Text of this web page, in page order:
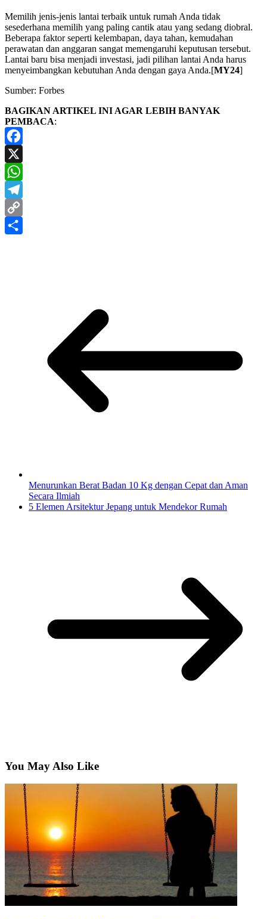
Memilih jenis-jenis lantai terbaik untuk rumah Anda tidak
sesederhana memilih yang paling cantik atau yang sedang diobral.
Beberapa faktor seperti kelembapan, daya tahan, kemudahan
perawatan dan anggaran sangat memengaruhi keputusan tersebut.
Lantai baru bisa menjadi investasi, jadi pilihan lantai Anda harus
menyeimbangkan kebutuhan Anda dengan gaya Anda.[MY24]
Sumber: Forbes
BAGIKAN ARTIKEL INI AGAR LEBIH BANYAK
PEMBACA:
Facebook
X
WhatsApp
Telegram
Copy
Menurunkan Berat Badan 10 Kg dengan Cepat dan Aman
Secara Ilmiah
5 Elemen Arsitektur Jepang untuk Mendekor Rumah
You May Also Like